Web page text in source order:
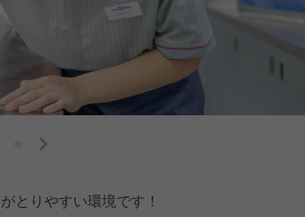
とりやすい環境です！